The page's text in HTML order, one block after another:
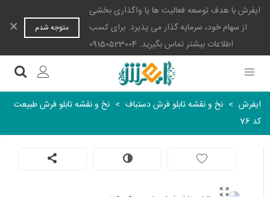
ایفرش با هدف توسعه فعالیت ها یا واگذاری بخشی
از سهام خود، سرمایه گذار می پذیرد. برای کسب
اطلاعات بیشتر تماس بگیرید. 09150523004
متوجه شدم ×
ایفرش > نخ و نقشه تابلو فرش دستباف > نخ و نقشه تابلو فرش طبیعت
کد 76